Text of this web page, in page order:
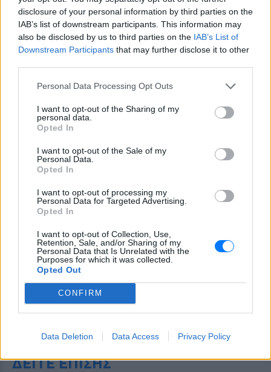
disclosure of your personal information by third parties on the
IAB’s list of downstream participants. This information may
also be disclosed by us to third parties on the IAB’s List of
Downstream Participants that may further disclose it to other
Personal Data Processing Opt Outs
I want to opt-out of the Sharing of my
personal data.
Opted In
I want to opt-out of the Sale of my
Personal Data.
Opted In
I want to opt-out of processing my
Personal Data for Targeted Advertising.
Opted In
I want to opt-out of Collection, Use,
Retention, Sale, and/or Sharing of my
Personal Data that Is Unrelated with the
Purposes for which it was collected.
Opted Out
CONFIRM
Data Deletion Data Access Privacy Policy
Εσύ μπήκες στο E-Daily.gr; Τα νέα της ημέρας
και ότι σου κάνει κλικ!
Ακολουθήστε το E-Radio.gr και στο Instagram
ΔΙΑΦΗΜΙΣΗ
ΔΕΙΤΕ ΕΠΙΣΗΣ